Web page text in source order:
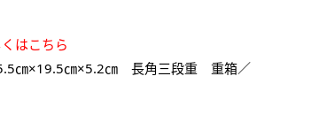
はこちら
㎝×19.5㎝×5.2㎝ 長角三段重 重箱／